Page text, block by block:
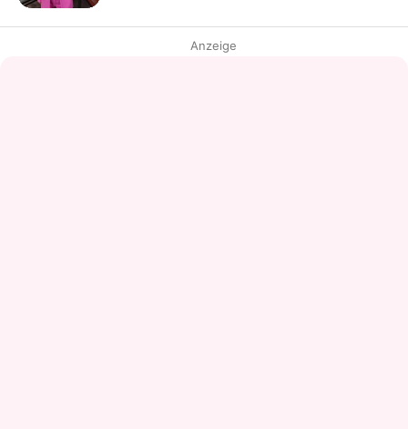
Anzeige